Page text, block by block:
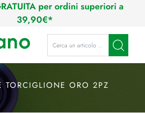
per ordini superiori a
39,90€*
La modifica di un filtro
TORCIGLIONE ORO 2PZ